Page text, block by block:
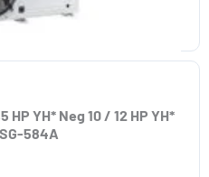
YH* Neg 10 / 12 HP YH*
584A